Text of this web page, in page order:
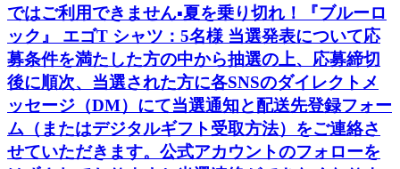
ではご利用できません▪️夏を乗り切れ！『ブルーロ
ック』 エゴT シャツ：5名様 当選発表について応
募条件を満たした方の中から抽選の上、応募締切
後に順次、当選された方に各SNSのダイレクトメ
ッセージ（DM）にて当選通知と配送先登録フォー
ム（またはデジタルギフト受取方法）をご連絡さ
せていただきます。公式アカウントのフォローを